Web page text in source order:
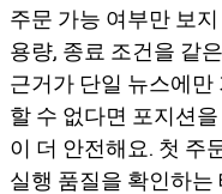
주문 가능 여부만 보
용량, 종료 조건을 같
근거가 단일 뉴스에만
할 수 없다면 포지션
이 더 안전해요. 첫 주
실행 품질을 확인하는